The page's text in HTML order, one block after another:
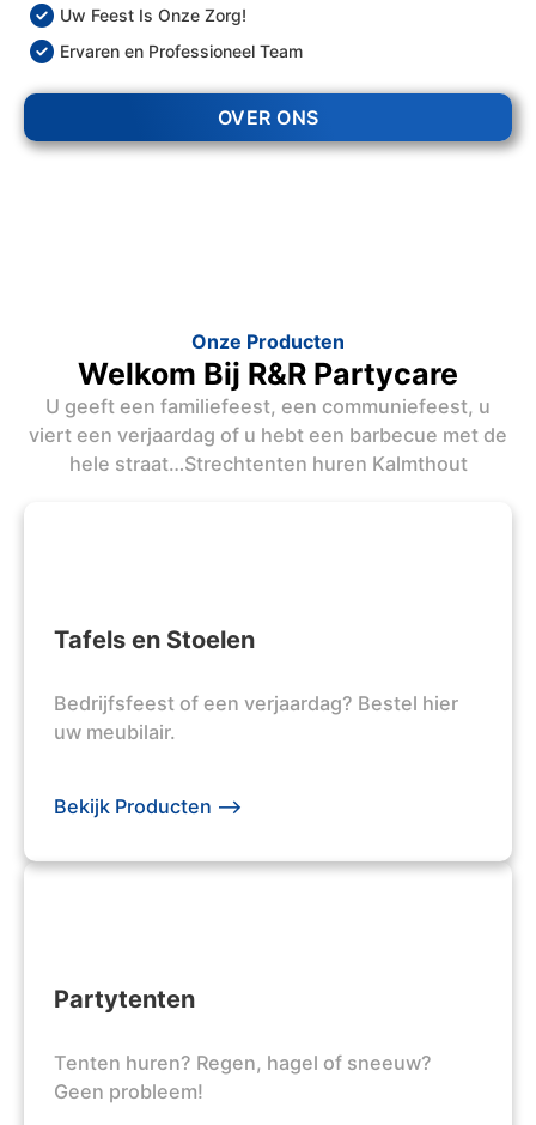
Uw Feest Is Onze Zorg!
Ervaren en Professioneel Team
OVER ONS
Onze Producten
Welkom Bij R&R Partycare
U geeft een familiefeest, een communiefeest, u
viert een verjaardag of u hebt een barbecue met de
hele straat…Strechtenten huren Kalmthout
Tafels en Stoelen
Bedrijfsfeest of een verjaardag? Bestel hier
uw meubilair.
Bekijk Producten -->
Partytenten
Tenten huren? Regen, hagel of sneeuw?
Geen probleem!